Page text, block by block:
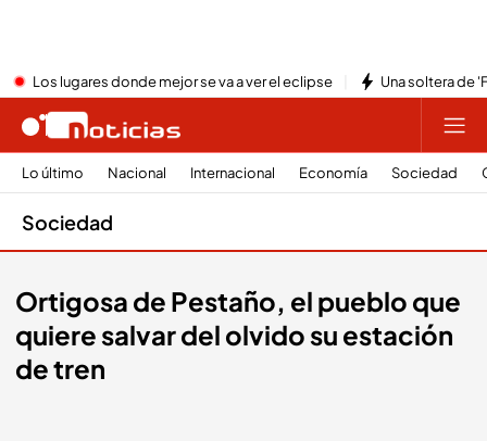
Los lugares donde mejor se va a ver el eclipse Una soltera de
Lo último Nacional Internacional Economía Sociedad
Sociedad
Ortigosa de Pestaño, el pueblo que
quiere salvar del olvido su estación
de tren